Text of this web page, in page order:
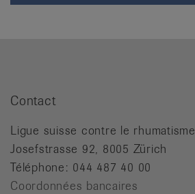
Contact
Ligue suisse contre le rhumatisme
Josefstrasse 92, 8005 Zürich
Téléphone: 044 487 40 00
Coordonnées bancaires